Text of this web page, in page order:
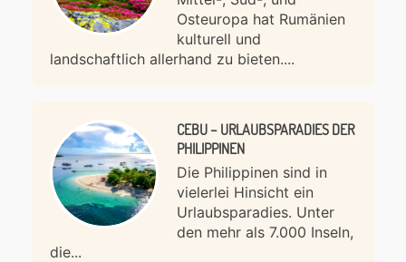
Osteuropa hat Rumänien
kulturell und
landschaftlich allerhand zu bieten....
CEBU – URLAUBSPARADIES DER
PHILIPPINEN
Die Philippinen sind in
vielerlei Hinsicht ein
Urlaubsparadies. Unter
den mehr als 7.000 Inseln,
die...